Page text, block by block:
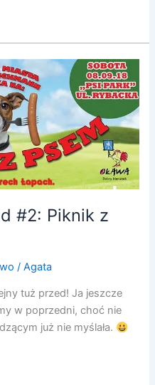
#2: Piknik z
/Agata
tuż przed! Ja jeszcze
w poprzedni, choć nie
już nie myślała.